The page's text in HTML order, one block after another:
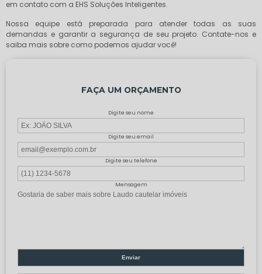
em contato com a EHS Soluções Inteligentes.
Nossa equipe está preparada para atender todas as suas
demandas e garantir a segurança de seu projeto. Contate-nos e
saiba mais sobre como podemos ajudar você!
FAÇA UM ORÇAMENTO
Digite seu nome
Digite seu email
Digite seu telefone
Mensagem